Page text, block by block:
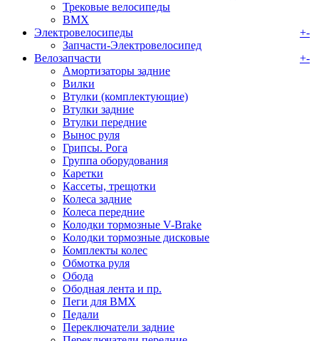
Трековые велосипеды
BMX
Электровелосипеды
+-
Запчасти-Электровелосипед
Велозапчасти
+-
Амортизаторы задние
Вилки
Втулки (комплектующие)
Втулки задние
Втулки передние
Вынос руля
Грипсы. Рога
Группа оборудования
Каретки
Кассеты, трещотки
Колеса задние
Колеса передние
Колодки тормозные V-Brake
Колодки тормозные дисковые
Комплекты колес
Обмотка руля
Обода
Ободная лента и пр.
Пеги для BMX
Педали
Переключатели задние